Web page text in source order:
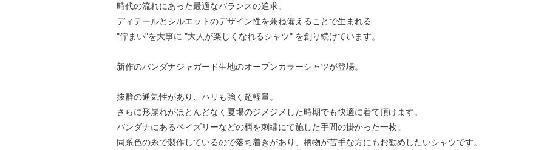
時代の流れにあった最適なバランスの追求。
ディテールとシルエットのデザイン性を兼ね備えることで生まれる
"佇まい"を大事に "大人が楽しくなれるシャツ" を創り続けています。
新作のバンダナジャガード生地のオープンカラーシャツが登場。
抜群の通気性があり、ハリも強く超軽量。
さらに形崩れがほとんどなく夏場のジメジメした時期でも快適に着て頂けます。
バンダナにあるペイズリーなどの柄を刺繍にて施した手間の掛かった一枚。
同系色の糸で製作しているので落ち着きがあり、柄物が苦手な方にもお勧めしたいシャツです。